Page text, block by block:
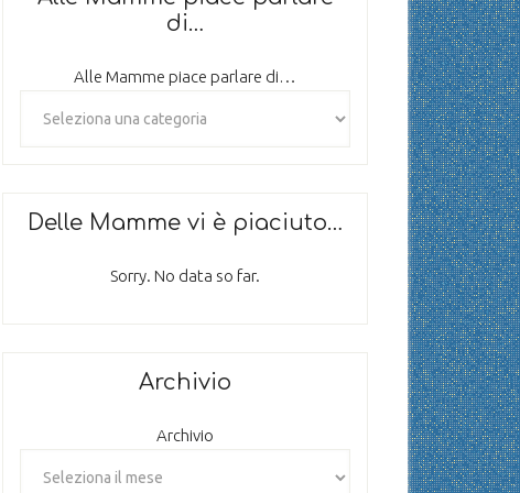
di…
Alle Mamme piace parlare di…
Delle Mamme vi è piaciuto…
Sorry. No data so far.
Archivio
Archivio